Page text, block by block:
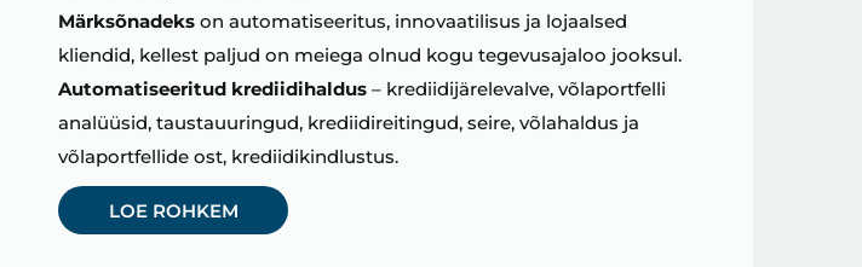
Märksõnadeks on automatiseeritus, innovaatilisus ja lojaalsed
kliendid, kellest paljud on meiega olnud kogu tegevusajaloo jooksul.
Automatiseeritud krediidihaldus – krediidijärelevalve, võlaportfelli
analüüsid, taustauuringud, krediidireitingud, seire, võlahaldus ja
võlaportfellide ost, krediidikindlustus.
LOE ROHKEM